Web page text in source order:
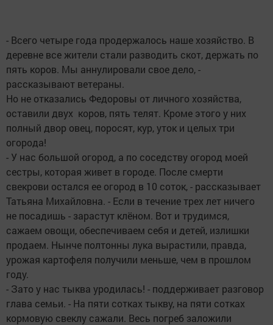
- Всего четыре года продержалось наше хозяйство. В
деревне все жители стали разводить скот, держать по
пять коров. Мы аннулировали свое дело, -
рассказывают ветераны.
Но не отказались Федоровы от личного хозяйства,
оставили двух коров, пять телят. Кроме этого у них
полный двор овец, поросят, кур, уток и целых три
огорода!
- У нас большой огород, а по соседству огород моей
сестры, которая живет в городе. После смерти
свекрови остался ее огород в 10 соток, - рассказывает
Татьяна Михайловна. - Если в течение трех лет ничего
не посадишь - зарастут клёном. Вот и трудимся,
сажаем овощи, обеспечиваем себя и детей, излишки
продаем. Нынче полтонны лука вырастили, правда,
урожая картофеля получили меньше, чем в прошлом
году.
- Зато у нас тыква уродилась! - поддерживает разговор
глава семьи. - На пяти сотках тыкву, на пяти сотках
кормовую свеклу сажали. Весь погреб заложили